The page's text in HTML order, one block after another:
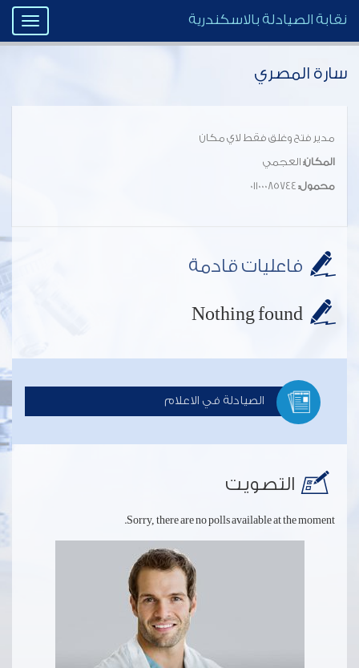
Toggle
نقابة الصيادلة بالاسكندرية
سارة المصري
مدير فتح وغلق فقط لاي مكان
المكان: العجمي
محمول:
فاعليات قادمة
Nothing found
الصيادلة في الاعلام
التصويت
Sorry, there are no polls available at the moment.